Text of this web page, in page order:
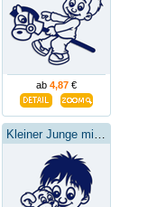
ab 4,87 €